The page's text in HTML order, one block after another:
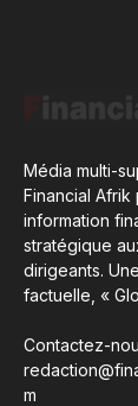
Média multi-
Financial
information
stratégique
dirigeants.
factuelle, «
Contactez-
m